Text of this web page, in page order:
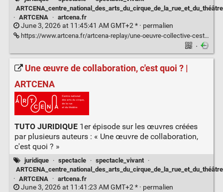
ARTCENA_centre_national_des_arts_du_cirque_de_la_rue_et_du_théâtre
· ARTCENA · artcena.fr
June 3, 2026 at 11:45:41 AM GMT+2 * · permalien
https://www.artcena.fr/artcena-replay/une-oeuvre-collective-cest-quoi
·
Une œuvre de collaboration, c'est quoi ? |
ARTCENA
TUTO JURIDIQUE1er épisode sur les œuvres créées
par plusieurs auteurs : « Une œuvre de collaboration,
c'est quoi ? »
juridique · spectacle · spectacle_vivant ·
ARTCENA_centre_national_des_arts_du_cirque_de_la_rue_et_du_théâtre
· ARTCENA · artcena.fr
June 3, 2026 at 11:41:23 AM GMT+2 * · permalien